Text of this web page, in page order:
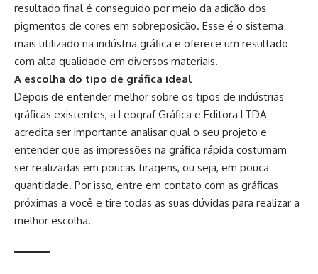
resultado final é conseguido por meio da adição dos
pigmentos de cores em sobreposição. Esse é o sistema
mais utilizado na indústria gráfica e oferece um resultado
com alta qualidade em diversos materiais.
A escolha do tipo de gráfica ideal
Depois de entender melhor sobre os tipos de indústrias
gráficas existentes, a Leograf Gráfica e Editora LTDA
acredita ser importante analisar qual o seu projeto e
entender que as impressões na gráfica rápida costumam
ser realizadas em poucas tiragens, ou seja, em pouca
quantidade. Por isso, entre em contato com as gráficas
próximas a você e tire todas as suas dúvidas para realizar a
melhor escolha.